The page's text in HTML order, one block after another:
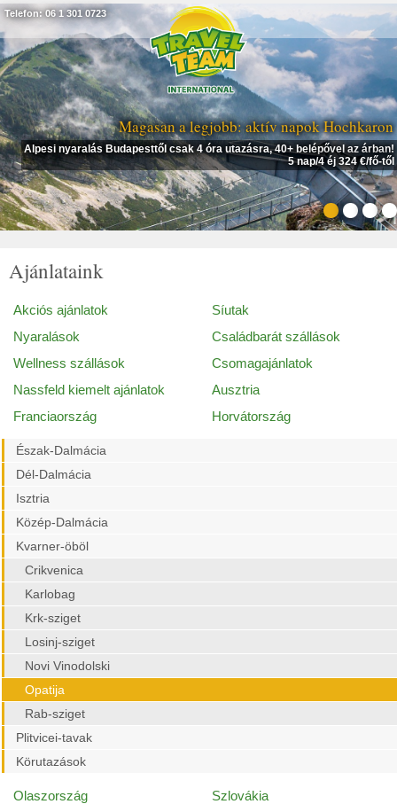
Magasan a legjobb: aktív napok Hochkaron
Alpesi nyaralás Budapesttől csak 4 óra utazásra, 40+ belépővel az árban!
5 nap/4 éj 324 €/fő-től
Telefon: 06 1 301 0723
Ajánlataink
Akciós ajánlatok
Síutak
Nyaralások
Családbarát szállások
Wellness szállások
Csomagajánlatok
Nassfeld kiemelt ajánlatok
Ausztria
Franciaország
Horvátország
Észak-Dalmácia
Dél-Dalmácia
Isztria
Közép-Dalmácia
Kvarner-öböl
Crikvenica
Karlobag
Krk-sziget
Losinj-sziget
Novi Vinodolski
Opatija
Rab-sziget
Plitvicei-tavak
Körutazások
Olaszország
Szlovákia